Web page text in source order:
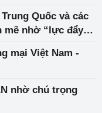
Quốc và các
mẽ nhờ “lực đẩy”
mại Việt Nam -
nhờ chú trọng